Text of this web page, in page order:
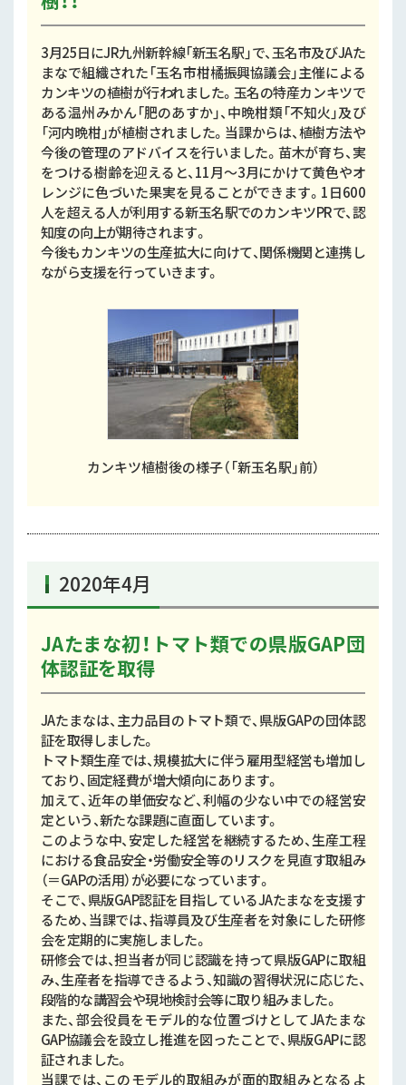
カンキツ植樹後の様子（「新玉名駅」前）
3月25日にJR九州新幹線「新玉名駅」で、玉名市及びJAた
まなで組織された「玉名市柑橘振興協議会」主催による
カンキツの植樹が行われました。玉名の特産カンキツで
ある温州みかん「肥のあすか」、中晩柑類「不知火」及び
「河内晩柑」が植樹されました。当課からは、植樹方法や
今後の管理のアドバイスを行いました。苗木が育ち、実
をつける樹齢を迎えると、11月～3月にかけて黄色やオ
レンジに色づいた果実を見ることができます。1日600
人を超える人が利用する新玉名駅でのカンキツPRで、認
知度の向上が期待されます。
今後もカンキツの生産拡大に向けて、関係機関と連携し
ながら支援を行っていきます。
2020年4月
JAたまな初！トマト類での県版GAP団
体認証を取得
JAたまなは、主力品目のトマト類で、県版GAPの団体認
証を取得しました。
トマト類生産では、規模拡大に伴う雇用型経営も増加し
ており、固定経費が増大傾向にあります。
加えて、近年の単価安など、利幅の少ない中での経営安
定という、新たな課題に直面しています。
このような中、安定した経営を継続するため、生産工程
における食品安全・労働安全等のリスクを見直す取組み
（＝GAPの活用）が必要になっています。
そこで、県版GAP認証を目指しているJAたまなを支援す
るため、当課では、指導員及び生産者を対象にした研修
会を定期的に実施しました。
研修会では、担当者が同じ認識を持って県版GAPに取組
み、生産者を指導できるよう、知識の習得状況に応じた、
段階的な講習会や現地検討会等に取り組みました。
また、部会役員をモデル的な位置づけとしてJAたまな
GAP協議会を設立し推進を図ったことで、県版GAPに認
証されました。
当課では、このモデル的取組みが面的取組みとなるよ